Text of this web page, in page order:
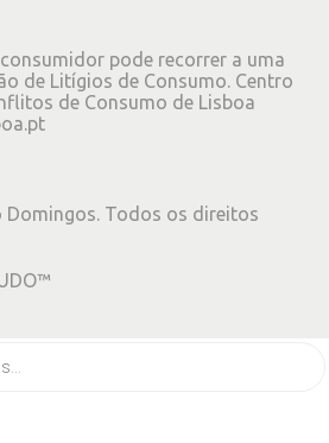
pode recorrer a uma
de Litígios de Consumo. Centro
de Consumo de Lisboa
Domingos. Todos os direitos